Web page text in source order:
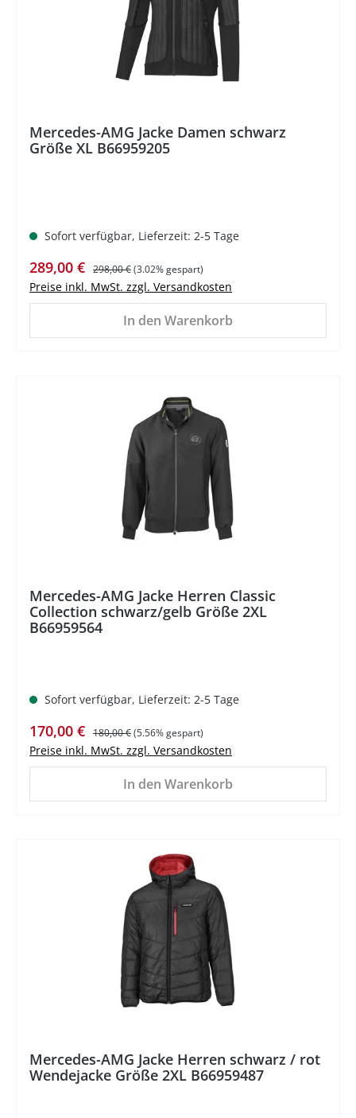
Mercedes-AMG Jacke Damen schwarz
Größe XL B66959205
Sofort verfügbar, Lieferzeit: 2-5 Tage
Verkaufspreis:
289,00 € Regulärer Preis:
298,00 €(3.02% gespart)
Preise inkl. MwSt. zzgl. Versandkosten
In den Warenkorb
Mercedes-AMG Jacke Herren Classic
Collection schwarz/gelb Größe 2XL
B66959564
Sofort verfügbar, Lieferzeit: 2-5 Tage
Verkaufspreis:
170,00 € Regulärer Preis:
180,00 €(5.56% gespart)
Preise inkl. MwSt. zzgl. Versandkosten
In den Warenkorb
Mercedes-AMG Jacke Herren schwarz / rot
Wendejacke Größe 2XL B66959487